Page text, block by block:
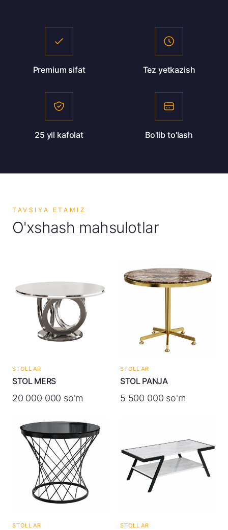
Premium sifat Tez yetkazish
25 yil kafolat Bo'lib to'lash
TAVSIYA ETAMIZ
O'xshash mahsulotlar
STOLLAR
STOL MERS
20 000 000 so'm
STOLLAR
STOL PANJA
5 500 000 so'm
STOLLAR STOLLAR